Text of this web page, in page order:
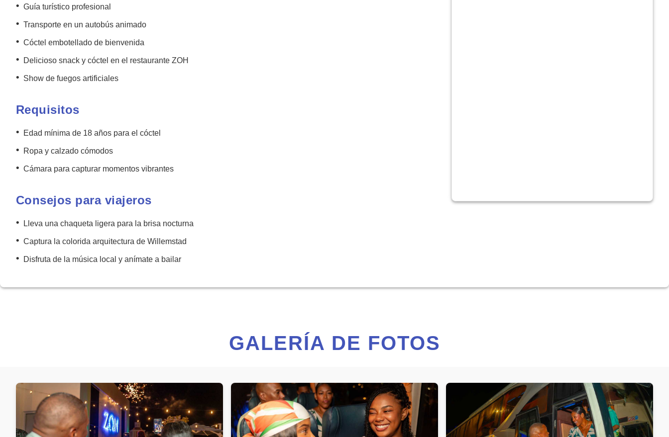
• Guía turístico profesional
• Transporte en un autobús animado
• Cóctel embotellado de bienvenida
• Delicioso snack y cóctel en el restaurante ZOH
• Show de fuegos artificiales
Requisitos
• Edad mínima de 18 años para el cóctel
• Ropa y calzado cómodos
• Cámara para capturar momentos vibrantes
Consejos para viajeros
• Lleva una chaqueta ligera para la brisa nocturna
• Captura la colorida arquitectura de Willemstad
• Disfruta de la música local y anímate a bailar
GALERÍA DE FOTOS